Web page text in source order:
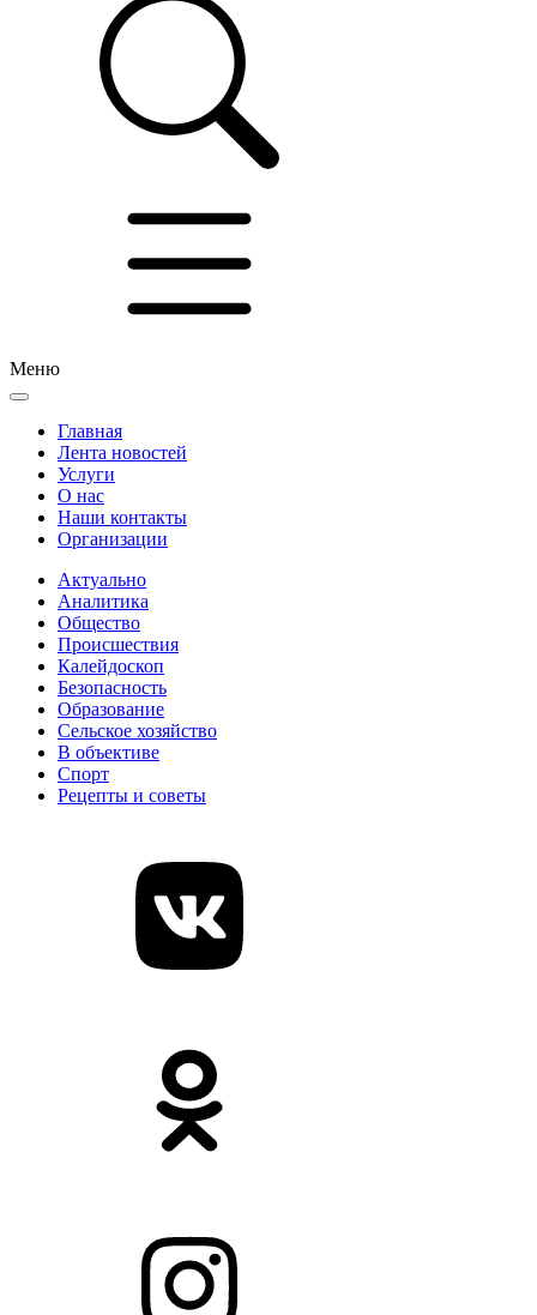
Меню
Главная
Лента новостей
Услуги
О нас
Наши контакты
Организации
Актуально
Аналитика
Общество
Происшествия
Калейдоскоп
Безопасность
Образование
Сельское хозяйство
В объективе
Спорт
Рецепты и советы